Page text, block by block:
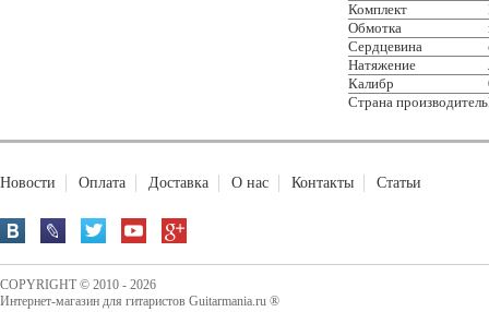
Комплект
Обмотка
Сердцевина
Натяжение
Калибр
Страна производитель
Новости Оплата Доставка О нас Контакты Статьи
COPYRIGHT © 2010 - 2026
Интернет-магазин для гитаристов Guitarmania.ru ®